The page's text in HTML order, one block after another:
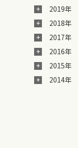
2019年
2018年
2017年
2016年
2015年
2014年